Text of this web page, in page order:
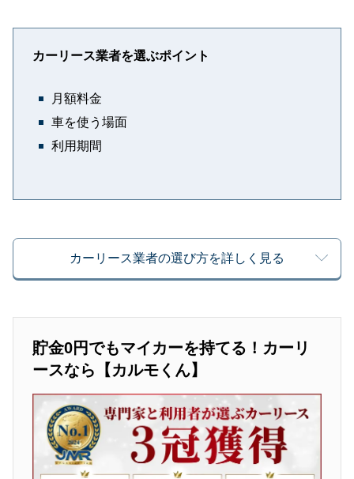
カーリース業者を選ぶポイント
月額料金
車を使う場面
利用期間
カーリース業者の選び方を詳しく見る
貯金0円でもマイカーを持てる！カーリ
ースなら【カルモくん】